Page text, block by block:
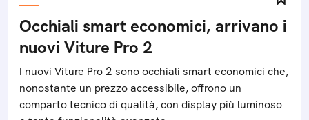
Occhiali smart economici, arrivano i
nuovi Viture Pro 2
I nuovi Viture Pro 2 sono occhiali smart economici che,
nonostante un prezzo accessibile, offrono un
comparto tecnico di qualità, con display più luminoso